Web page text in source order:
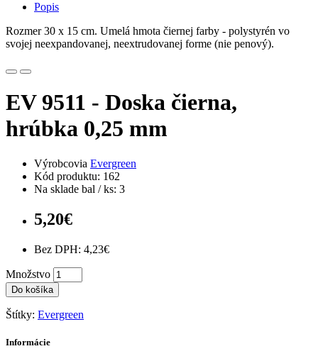
Popis
Rozmer 30 x 15 cm. Umelá hmota čiernej farby - polystyrén vo
svojej neexpandovanej, neextrudovanej forme (nie penový).
EV 9511 - Doska čierna,
hrúbka 0,25 mm
Výrobcovia Evergreen
Kód produktu: 162
Na sklade bal / ks: 3
5,20€
Bez DPH: 4,23€
Množstvo
Do košíka
Štítky: Evergreen
Informácie